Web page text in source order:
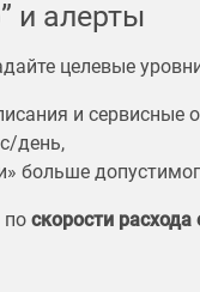
и алерты
целевые
и сервисные
день,
больше
по скорости расхода